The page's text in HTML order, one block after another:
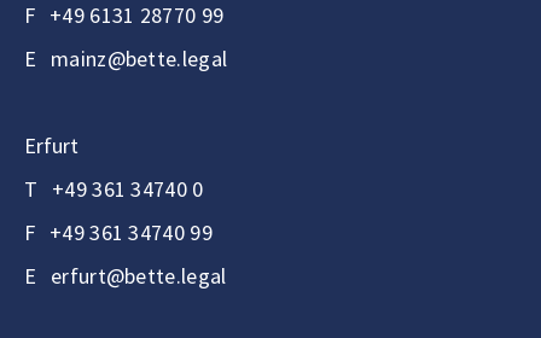
F +49 6131 28770 99
E mainz@bette.legal
Erfurt
T +49 361 34740 0
F +49 361 34740 99
E erfurt@bette.legal